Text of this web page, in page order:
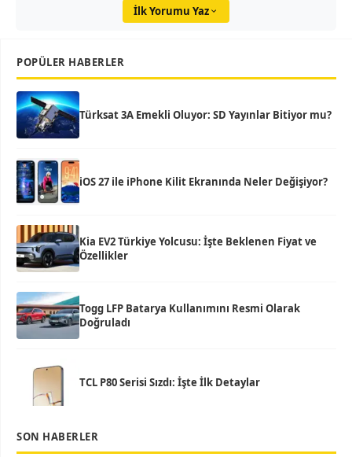
İlk Yorumu Yaz
POPÜLER HABERLER
Türksat 3A Emekli Oluyor: SD Yayınlar Bitiyor mu?
iOS 27 ile iPhone Kilit Ekranında Neler Değişiyor?
Kia EV2 Türkiye Yolcusu: İşte Beklenen Fiyat ve
Özellikler
Togg LFP Batarya Kullanımını Resmi Olarak
Doğruladı
TCL P80 Serisi Sızdı: İşte İlk Detaylar
SON HABERLER